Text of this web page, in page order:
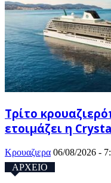
Τρίτο
ετοιμάζει η
Κρουαζιερα 06/08/2026 -
ΑΡΧΕΙΟ